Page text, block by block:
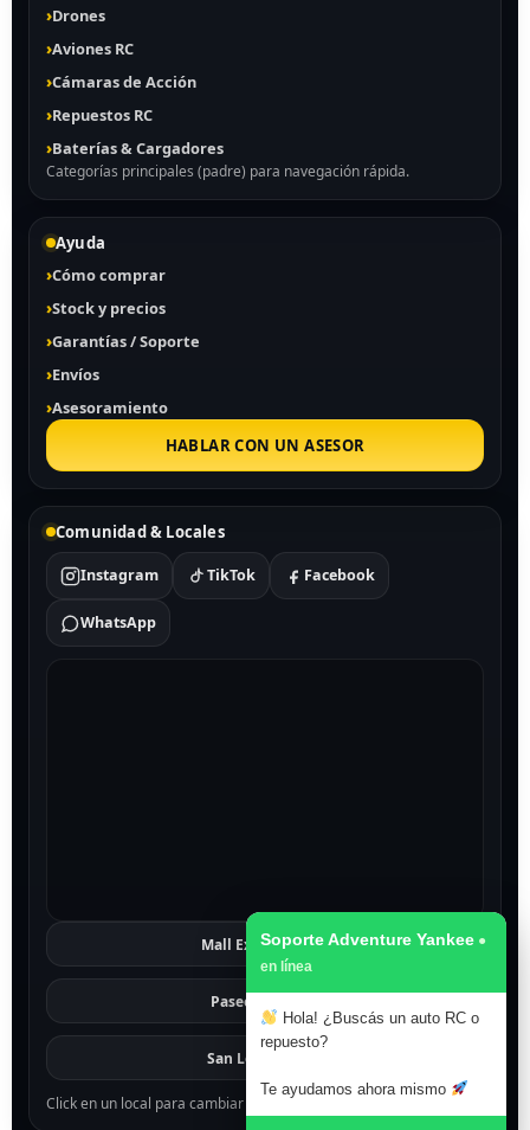
Drones
Aviones RC
Cámaras de Acción
Repuestos RC
Baterías & Cargadores
Categorías principales (padre) para navegación rápida.
Ayuda
Cómo comprar
Stock y precios
Garantías / Soporte
Envíos
Asesoramiento
HABLAR CON UN ASESOR
Comunidad & Locales
Instagram TikTok Facebook
WhatsApp
Mall Excelsior Ver
Paseo 1811
San Lorenzo
Click en un local para cambiar el mapa.
Soporte Adventure Yankee
Hola! ¿Buscás un auto RC o
repuesto?
Te ayudamos ahora mismo